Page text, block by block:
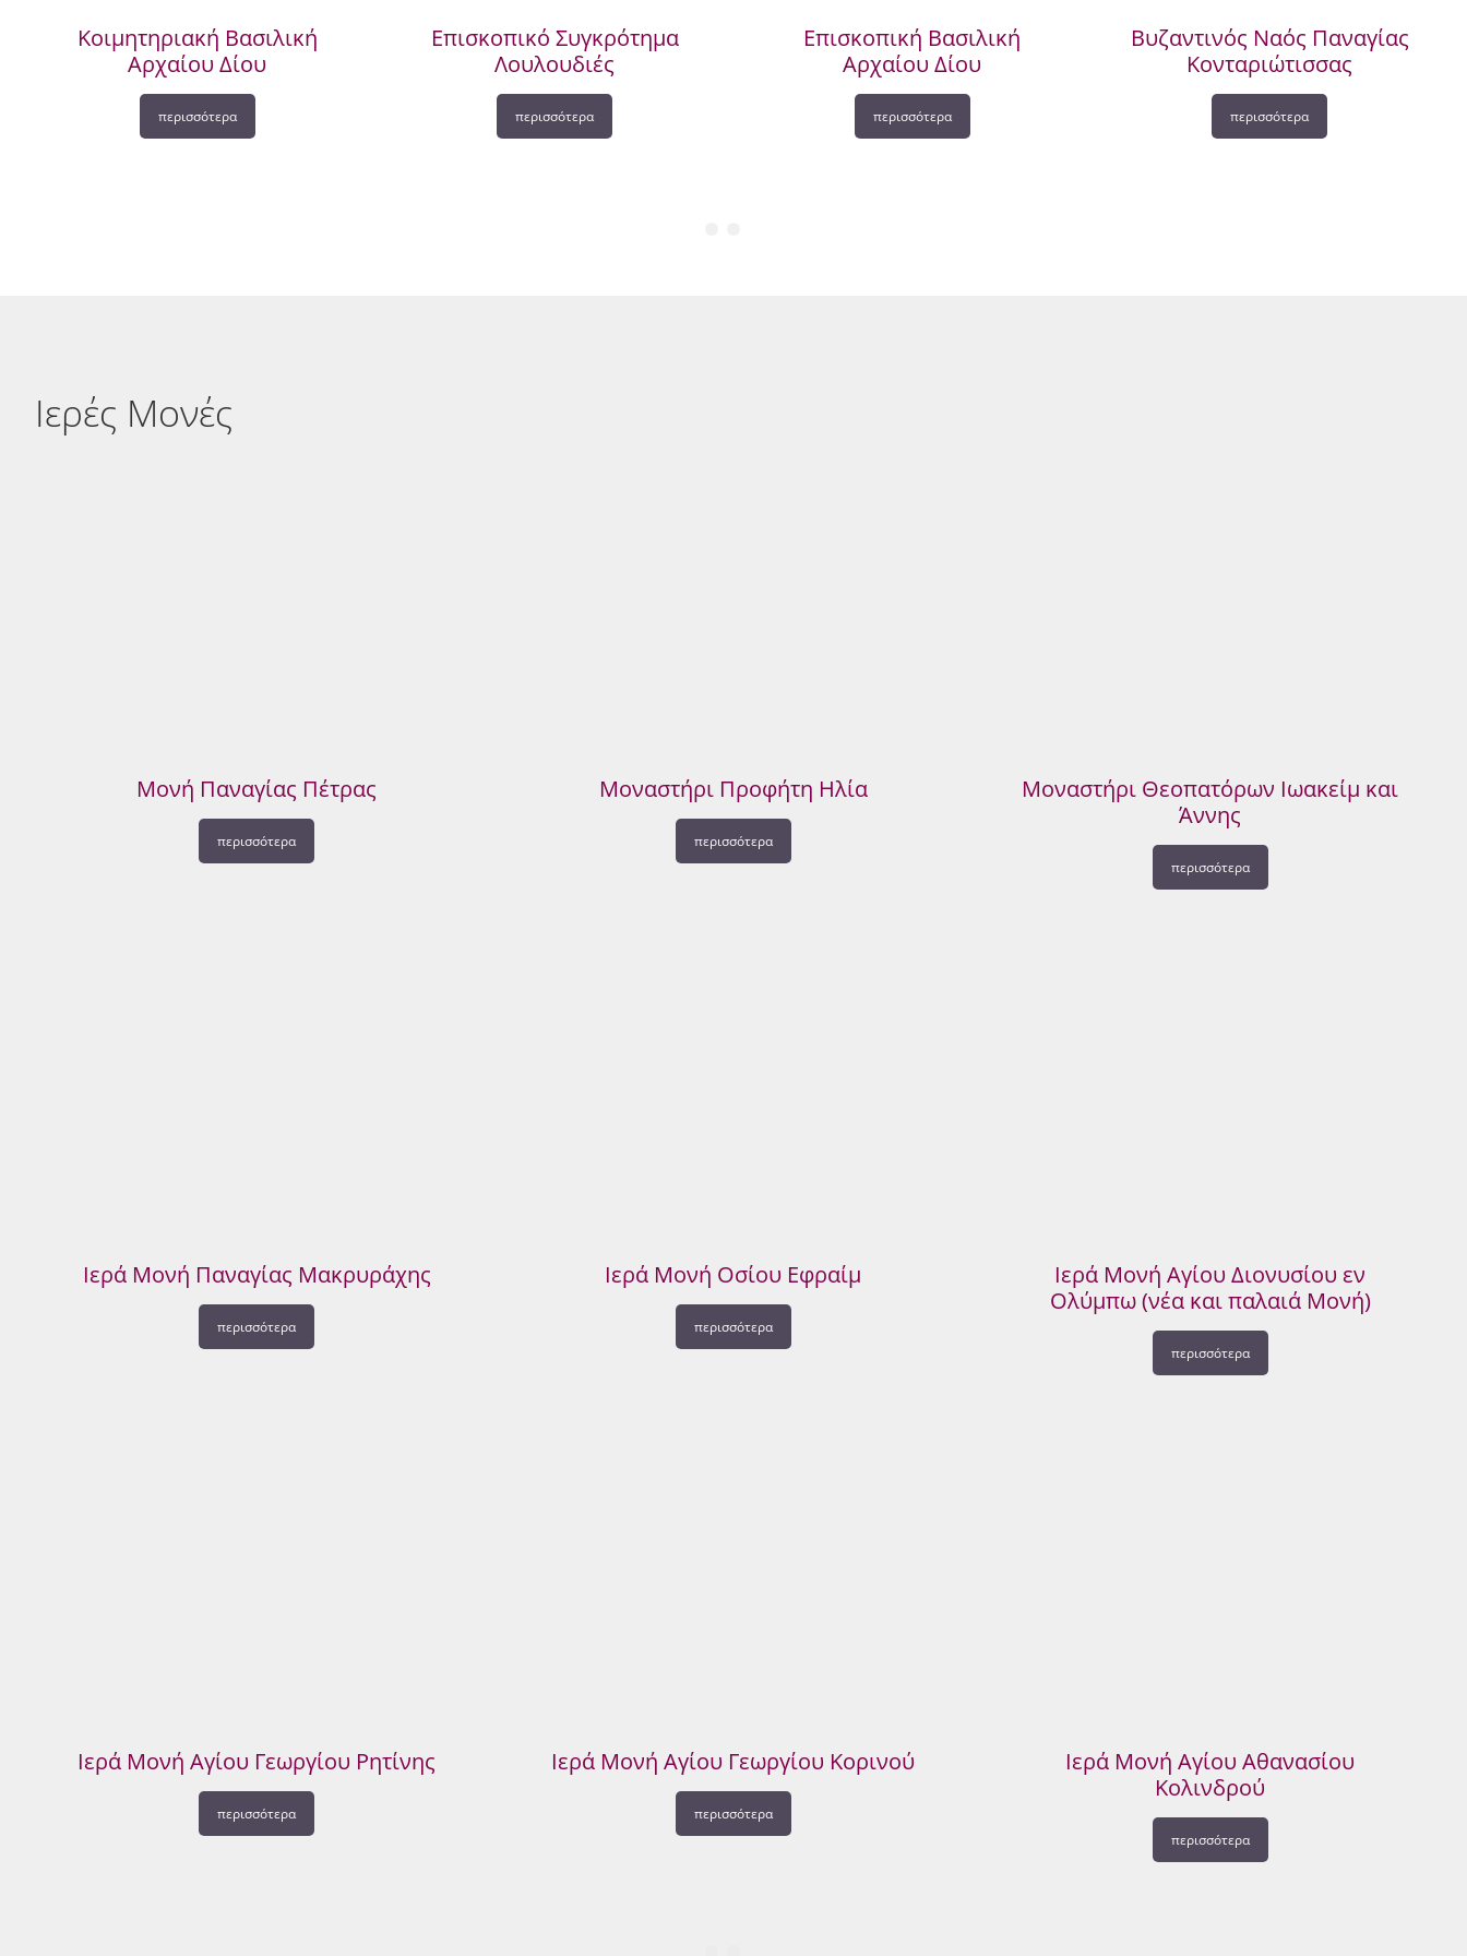
Κοιμητηριακή Βασιλική
Αρχαίου Δίου
περισσότερα
Επισκοπικό Συγκρότημα
Λουλουδιές
περισσότερα
Επισκοπική Βασιλική
Αρχαίου Δίου
περισσότερα
Βυζαντινός Ναός Παναγίας
Κονταριώτισσας
περισσότερα
Ιερές Μονές
Μονή Παναγίας Πέτρας
περισσότερα
Μοναστήρι Προφήτη Ηλία
περισσότερα
Μοναστήρι Θεοπατόρων Ιωακείμ και
Άννης
περισσότερα
Ιερά Μονή Παναγίας Μακρυράχης
περισσότερα
Ιερά Μονή Oσίου Εφραίμ
περισσότερα
Ιερά Μονή Αγίου Διονυσίου εν
Ολύμπω (νέα και παλαιά Μονή)
περισσότερα
Ιερά Μονή Αγίου Γεωργίου Ρητίνης
περισσότερα
Ιερά Μονή Αγίου Γεωργίου Κορινού
περισσότερα
Ιερά Μονή Αγίου Αθανασίου
Κολινδρού
περισσότερα